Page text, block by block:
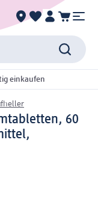
einkaufen
60